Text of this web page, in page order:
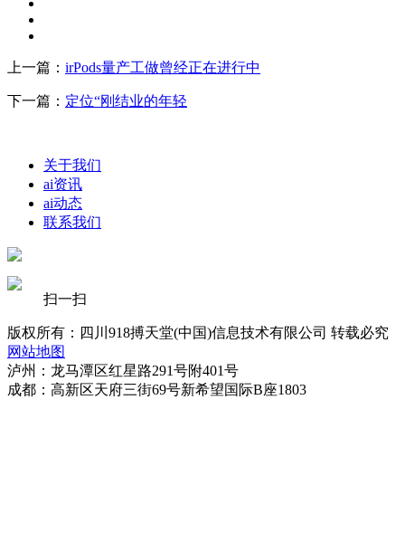
上一篇： irPods量产工做曾经正在进行中
下一篇： 定位“刚结业的年轻
关于我们
ai资讯
ai动态
联系我们
扫一扫
版权所有：四川918搏天堂(中国)信息技术有限公司 转载必究
网站地图
泸州：龙马潭区红星路291号附401号
成都：高新区天府三街69号新希望国际B座1803